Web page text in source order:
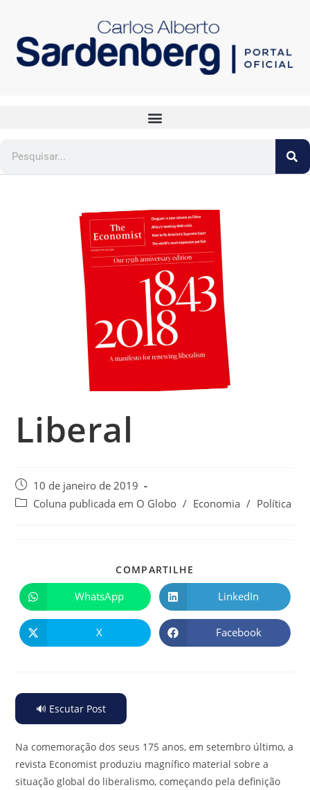
Liberal
10 de janeiro de 2019
Coluna publicada em O Globo / Economia / Política
COMPARTILHE
WhatsApp LinkedIn
X Facebook
🔊 Escutar Post
Na comemoração dos seus 175 anos, em setembro último, a
revista Economist produziu magnífico material sobre a
situação global do liberalismo, começando pela definição